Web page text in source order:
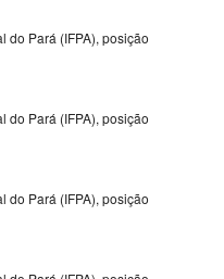
do Pará (IFPA), posição
do Pará (IFPA), posição
do Pará (IFPA), posição